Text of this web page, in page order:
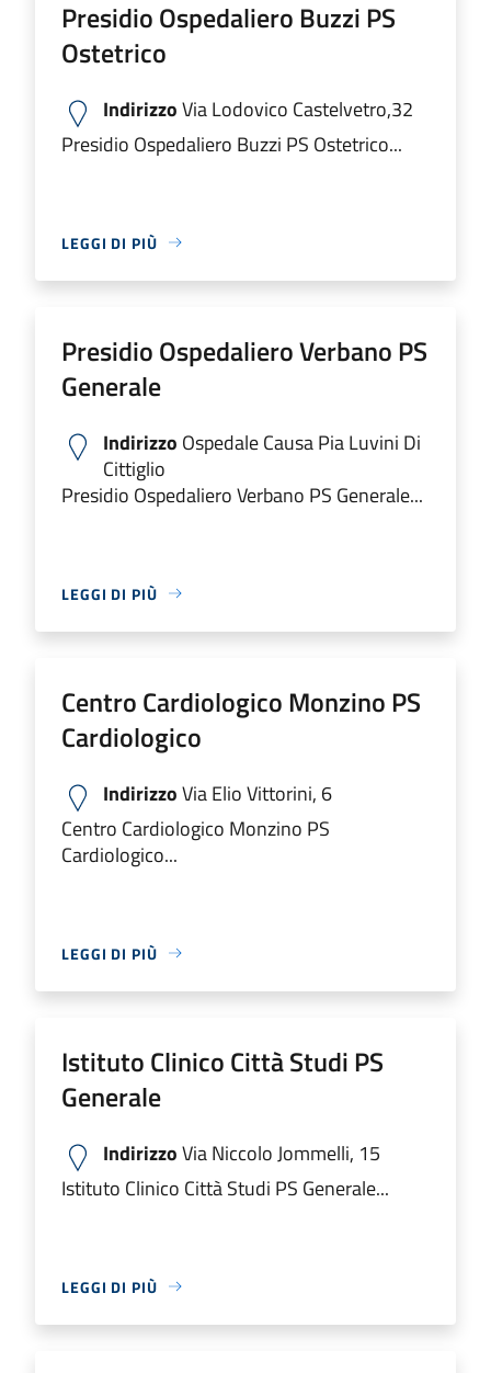
Presidio Ospedaliero Buzzi PS
Ostetrico
IndirizzoVia Lodovico Castelvetro,32
Presidio Ospedaliero Buzzi PS Ostetrico...
LEGGI DI PIÙ
Presidio Ospedaliero Verbano PS
Generale
Indirizzo Ospedale Causa Pia Luvini Di
Cittiglio
Presidio Ospedaliero Verbano PS Generale...
LEGGI DI PIÙ
Centro Cardiologico Monzino PS
Cardiologico
IndirizzoVia Elio Vittorini, 6
Centro Cardiologico Monzino PS
Cardiologico...
LEGGI DI PIÙ
Istituto Clinico Città Studi PS
Generale
IndirizzoVia Niccolo Jommelli, 15
Istituto Clinico Città Studi PS Generale...
LEGGI DI PIÙ